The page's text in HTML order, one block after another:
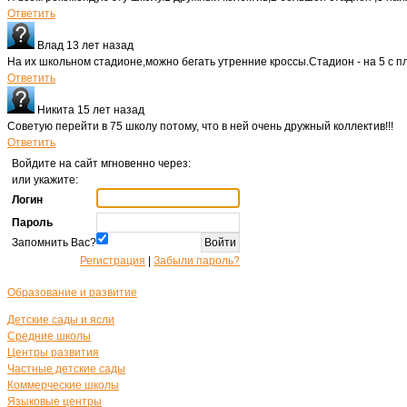
Ответить
Влад 13 лет назад
На их школьном стадионе,можно бегать утренние кроссы.Стадион - на 5 с
Ответить
Никита 15 лет назад
Советую перейти в 75 школу потому, что в ней очень дружный коллектив!!!
Ответить
Войдите на сайт мгновенно через:
или укажите:
Логин
Пароль
Запомнить Вас?
Регистрация
Забыли пароль?
Образование и развитие
Детские сады и ясли
Средние школы
Центры развития
Частные детские сады
Коммерческие школы
Языковые центры